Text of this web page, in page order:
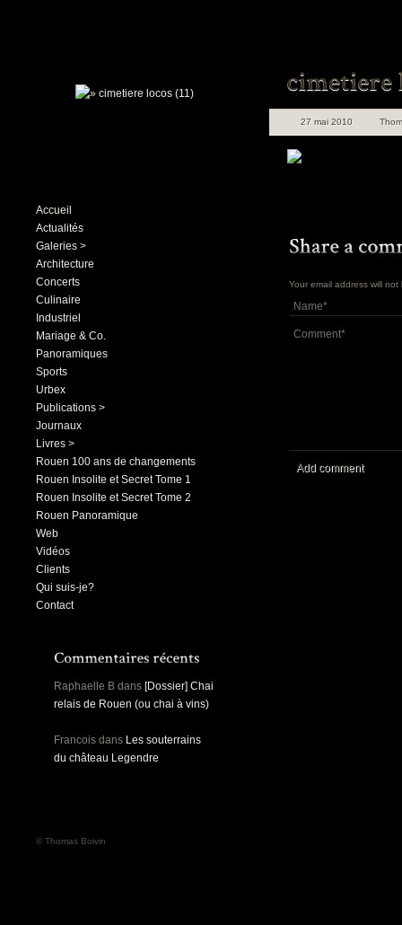
Accueil
Actualités
Galeries >
Architecture
Concerts
Culinaire
Industriel
Mariage & Co.
Panoramiques
Sports
Urbex
Publications >
Journaux
Livres >
Rouen 100 ans de changements
Rouen Insolite et Secret Tome 1
Rouen Insolite et Secret Tome 2
Rouen Panoramique
Web
Vidéos
Clients
Qui suis-je?
Contact
Raphaelle B dans [Dossier] Chai
relais de Rouen (ou chai à vins)
Francois dans Les souterrains
du château Legendre
27 mai 2010
Your email address will
Add comment
© Thomas Boivin